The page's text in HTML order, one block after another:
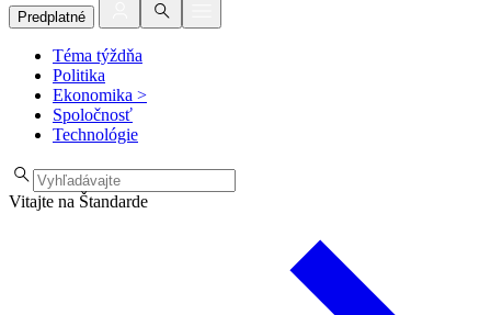
Predplatné
Téma týždňa
Politika
Ekonomika >
Spoločnosť
Technológie
Vitajte na Štandarde